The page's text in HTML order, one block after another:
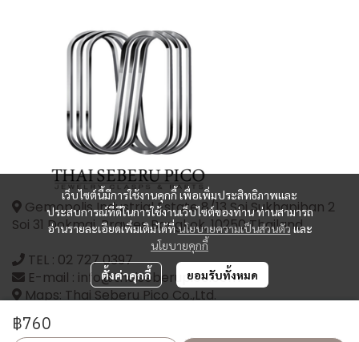
฿760
เว็บไซต์นี้มีการใช้งานคุกกี้ เพื่อเพิ่มประสิทธิภาพและ
ประสบการณ์ที่ดีในการใช้งานเว็บไซต์ของท่าน ท่านสามารถ
อ่านรายละเอียดเพิ่มเติมได้ที่นโยบายความเป็นส่วนตัวและ
นโยบายคุกกี้
ตั้งค่าคุกกี้ ยอมรับทั้งหมด
Gemopolis Industrial Estate 8/13 Soi Sukhapiban 2
Soi 31 Dokmai, Prawes Bangkok, 10250 Thailand
TEL : 02 727 0397
E-mail : info@thaiseberupico.com
Maps: Thai Seberu Pico Co.,Ltd.